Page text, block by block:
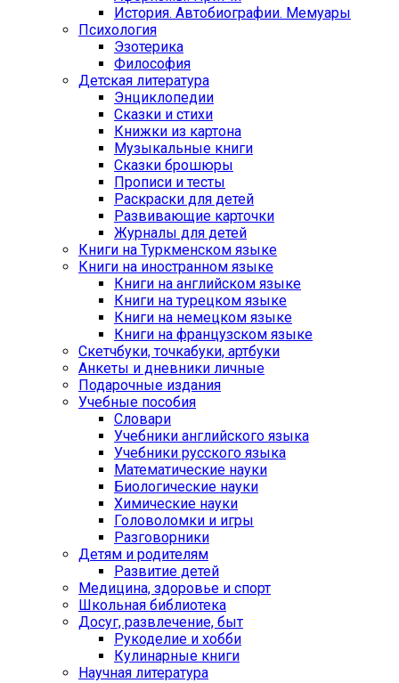
История. Автобиографии. Мемуары
Психология
Эзотерика
Философия
Детская литература
Энциклопедии
Сказки и стихи
Книжки из картона
Музыкальные книги
Сказки брошюры
Прописи и тесты
Раскраски для детей
Развивающие карточки
Журналы для детей
Книги на Туркменском языке
Книги на иностранном языке
Книги на английском языке
Книги на турецком языке
Книги на немецком языке
Книги на французском языке
Cкетчбуки, точкабуки, артбуки
Анкеты и дневники личные
Подарочные издания
Учебные пособия
Словари
Учебники английского языка
Учебники русского языка
Математические науки
Биологические науки
Химические науки
Головоломки и игры
Разговорники
Детям и родителям
Развитие детей
Медицина, здоровье и спорт
Школьная библиотека
Досуг, развлечение, быт
Рукоделие и хобби
Кулинарные книги
Научная литература